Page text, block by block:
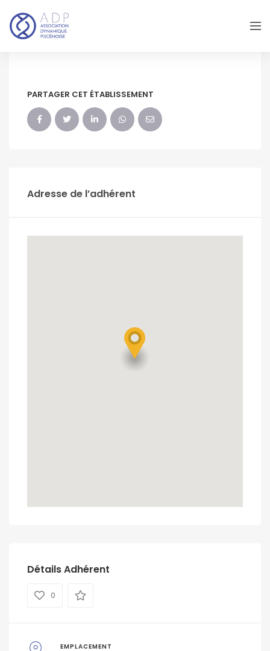
PARTAGER CET ÉTABLISSEMENT
Adresse de l’adhérent
Détails Adhérent
0
EMPLACEMENT